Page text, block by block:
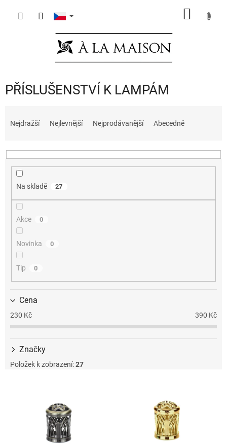
PŘÍSLUŠENSTVÍ K LAMPÁM
n
Nejdražší Nejlevnější Nejprodávanější Abecedně
Na skladě 27
Akce 0
Novinka 0
Tip 0
Cena
230 Kč 390 Kč
Značky
Položek k zobrazení:27